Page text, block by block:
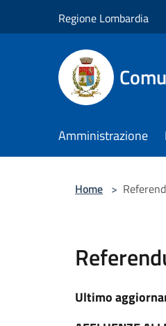
Regione Lombardia
Amministrazione
Home >
Ultimo